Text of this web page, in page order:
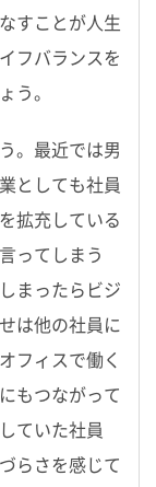
すことが人生
フバランスを
う。
。最近では男
としても社員
拡充している
ってしまう
まったらビジ
は他の社員に
フィスで働く
もつながって
ていた社員
らさを感じて